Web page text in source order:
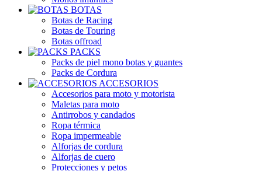
BOTAS
Botas de Racing
Botas de Touring
Botas offroad
PACKS
Packs de piel mono botas y guantes
Packs de Cordura
ACCESORIOS
Accesorios para moto y motorista
Maletas para moto
Antirrobos y candados
Ropa térmica
Ropa impermeable
Alforjas de cordura
Alforjas de cuero
Protecciones y petos